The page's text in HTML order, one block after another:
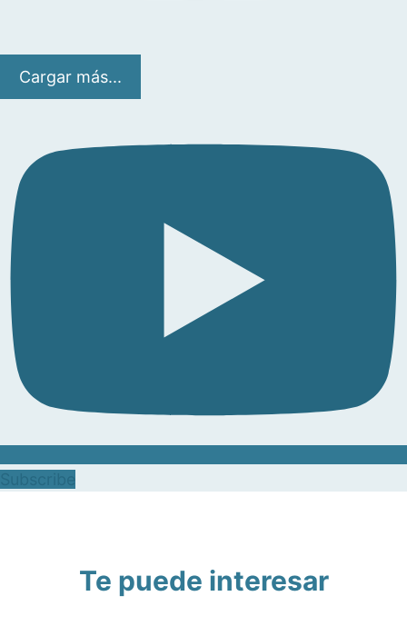
Cargar más...
Te puede interesar